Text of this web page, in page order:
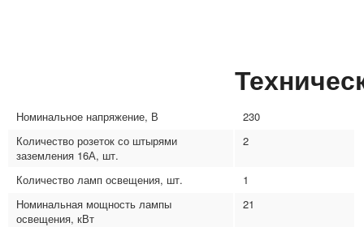
Номинальное напряжение, В
230
Количество розеток со штырями
заземления 16А, шт.
2
Количество ламп освещения, шт.
1
Номинальная мощность лампы
освещения, кВт
21